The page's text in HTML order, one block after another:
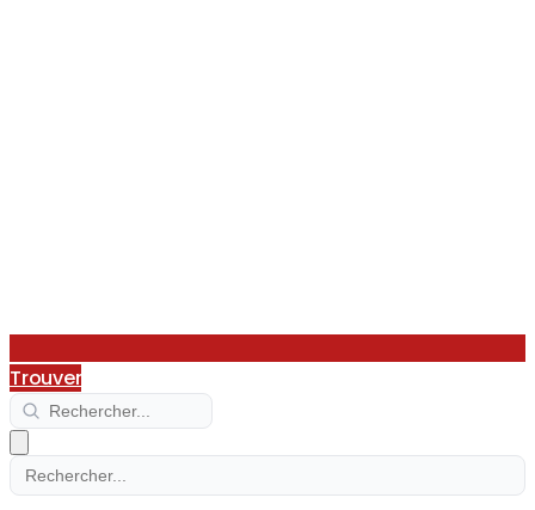
Trouver